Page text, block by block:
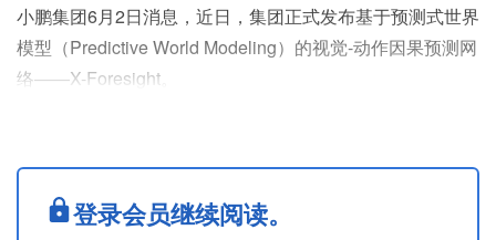
小鹏集团6月2日消息，近日，集团正式发布基于预测式世界
模型（Predictive World Modeling）的视觉-动作因果预测网
络——X-Foresight。
物理世界的运行规律，更好执行控车决策，实现驾驶能力的
本质跃升。
经实测，X-Foresight在规划安全与生成保真度上全面领先传
登录会员继续阅读。